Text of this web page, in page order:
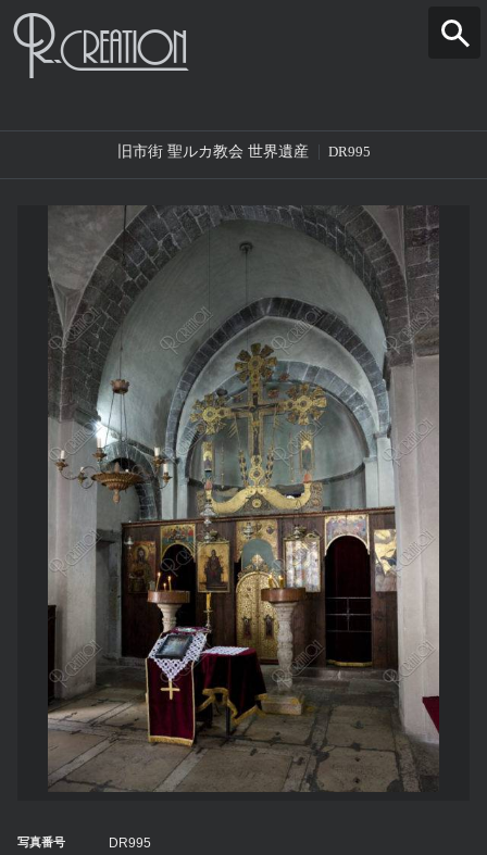
旧市街 聖ルカ教会 世界遺産 DR995
写真番号 DR995